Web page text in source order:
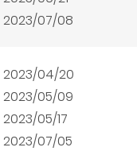
2023/07/08
2023/04/20
2023/05/09
2023/05/17
2023/07/05